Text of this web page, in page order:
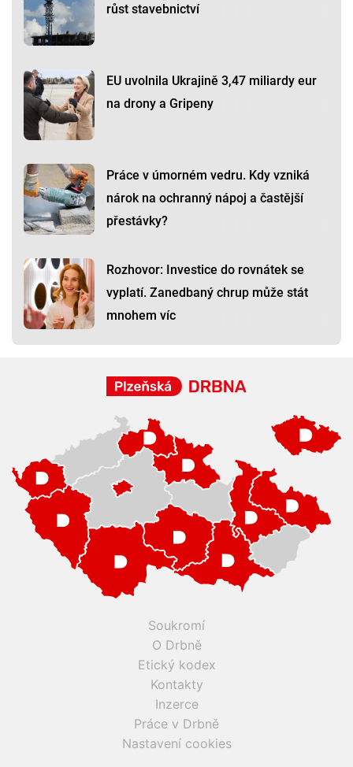
růst stavebnictví
EU uvolnila Ukrajině 3,47 miliardy eur
na drony a Gripeny
Práce v úmorném vedru. Kdy vzniká
nárok na ochranný nápoj a častější
přestávky?
Rozhovor: Investice do rovnátek se
vyplatí. Zanedbaný chrup může stát
mnohem víc
Soukromí
O Drbně
Etický kodex
Kontakty
Inzerce
Práce v Drbně
Nastavení cookies